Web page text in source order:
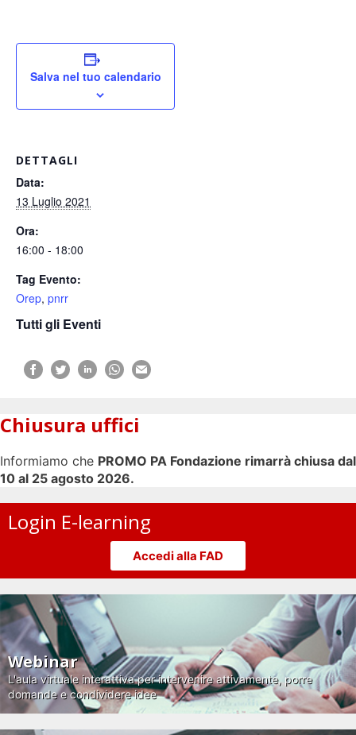
Salva nel tuo calendario
DETTAGLI
Data:
13 Luglio 2021
Ora:
16:00 - 18:00
Tag Evento:
Orep, pnrr
Tutti gli Eventi
Chiusura uffici
Informiamo che PROMO PA Fondazione rimarrà chiusa dal
10 al 25 agosto 2026.
Login E-learning
Accedi alla FAD
Webinar
L'aula virtuale interattiva per intervenire attivamente, porre
domande e condividere idee